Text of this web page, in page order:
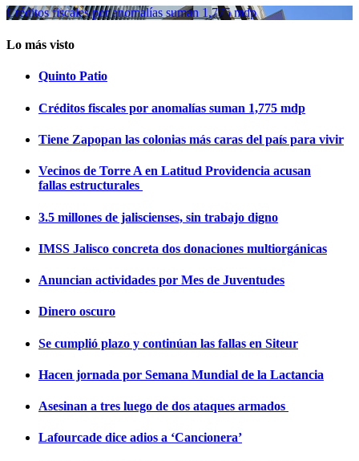
Créditos fiscales por anomalías suman 1,775 mdp
Lo más visto
Quinto Patio
Créditos fiscales por anomalías suman 1,775 mdp
Tiene Zapopan las colonias más caras del país para vivir
Vecinos de Torre A en Latitud Providencia acusan
fallas estructurales
3.5 millones de jaliscienses, sin trabajo digno
IMSS Jalisco concreta dos donaciones multiorgánicas
Anuncian actividades por Mes de Juventudes
Dinero oscuro
Se cumplió plazo y continúan las fallas en Siteur
Hacen jornada por Semana Mundial de la Lactancia
Asesinan a tres luego de dos ataques armados
Lafourcade dice adios a ‘Cancionera’